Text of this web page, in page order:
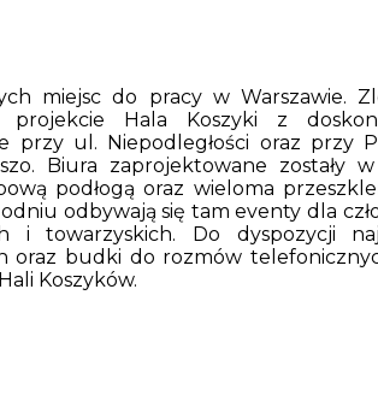
miejsc do pracy w Warszawie.
Hala Koszyki z
przy ul. Niepodległości oraz przy
Biura zaprojektowane zostały
podłogą oraz wieloma
odbywają się tam eventy dla
i towarzyskich. Do dyspozycji
budki do rozmów
Koszyków.